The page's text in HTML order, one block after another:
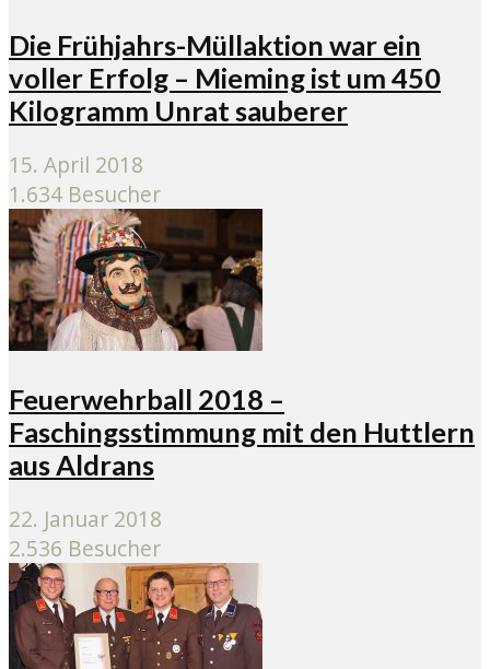
Die Frühjahrs-Müllaktion war ein
voller Erfolg – Mieming ist um 450
Kilogramm Unrat sauberer
15. April 2018
1.634 Besucher
Feuerwehrball 2018 –
Faschingsstimmung mit den Huttlern
aus Aldrans
22. Januar 2018
2.536 Besucher